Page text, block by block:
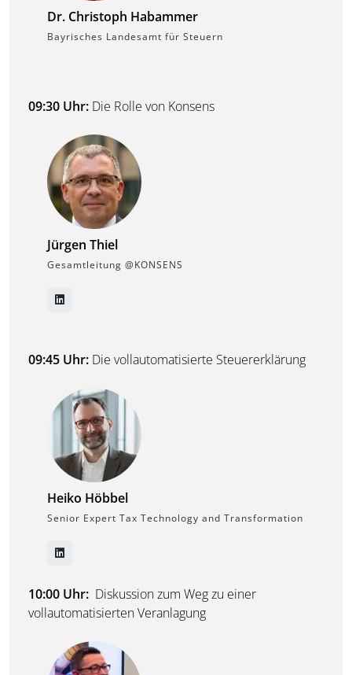
Dr. Christoph Habammer
Bayrisches Landesamt für Steuern
09:30 Uhr: Die Rolle von Konsens
Jürgen Thiel
Gesamtleitung @KONSENS
09:45 Uhr: Die vollautomatisierte Steuererklärung
Heiko Höbbel
Senior Expert Tax Technology and Transformation
10:00 Uhr: Diskussion zum Weg zu einer
vollautomatisierten Veranlagung